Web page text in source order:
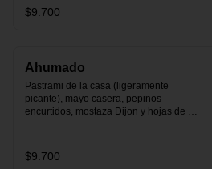
$9.700
Ahumado
Pastrami de la casa (ligeramente
picante), mayo casera, pepinos
encurtidos, mostaza Dijon y hojas de
$9.700